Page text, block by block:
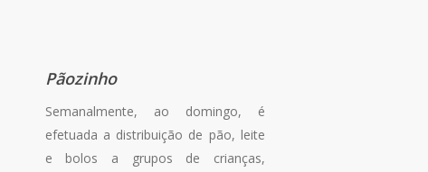
Pãozinho
Semanalmente, ao domingo, é
efetuada a distribuição de pão, leite
e bolos a grupos de crianças,